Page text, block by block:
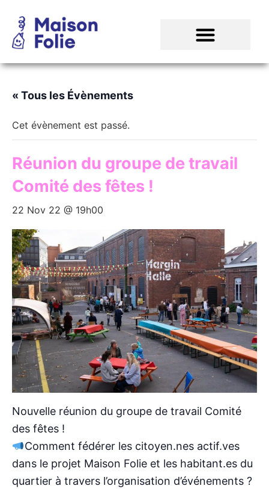
« Tous les Évènements
Cet évènement est passé.
Réunion du groupe de travail
Comité des fêtes !
22 Nov 22 @ 19h00
Nouvelle réunion du groupe de travail Comité
des fêtes !
Comment fédérer les citoyen.nes actif.ves
dans le projet Maison Folie et les habitant.es du
quartier à travers l’organisation d’événements ?